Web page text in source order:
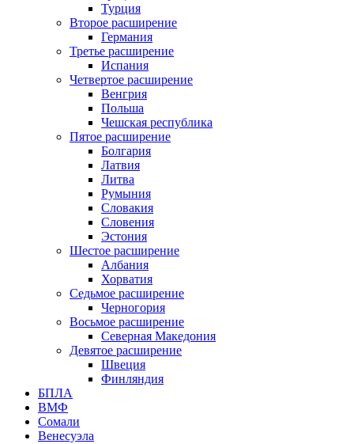
Турция
Второе расширение
Германия
Третье расширение
Испания
Четвертое расширение
Венгрия
Польша
Чешская республика
Пятое расширение
Болгария
Латвия
Литва
Румыния
Словакия
Словения
Эстония
Шестое расширение
Албания
Хорватия
Седьмое расширение
Черногория
Восьмое расширение
Северная Македония
Девятое расширение
Швеция
Финляндия
БПЛА
ВМФ
Сомали
Венесуэла